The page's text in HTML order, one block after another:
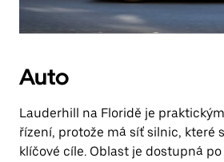
Auto
Lauderhill na Floridě je
řízení, protože má síť silnic, které
klíčové cíle. Oblast je dostupná